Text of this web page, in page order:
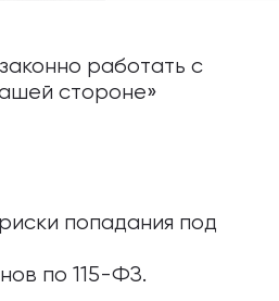
работать с
стороне»
попадания под
по 115-ФЗ.